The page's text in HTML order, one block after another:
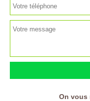
On vous